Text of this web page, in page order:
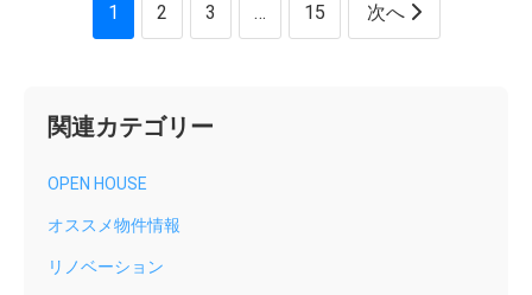
1 2 3 … 15 次へ
関連カテゴリー
OPEN HOUSE
オススメ物件情報
リノベーション